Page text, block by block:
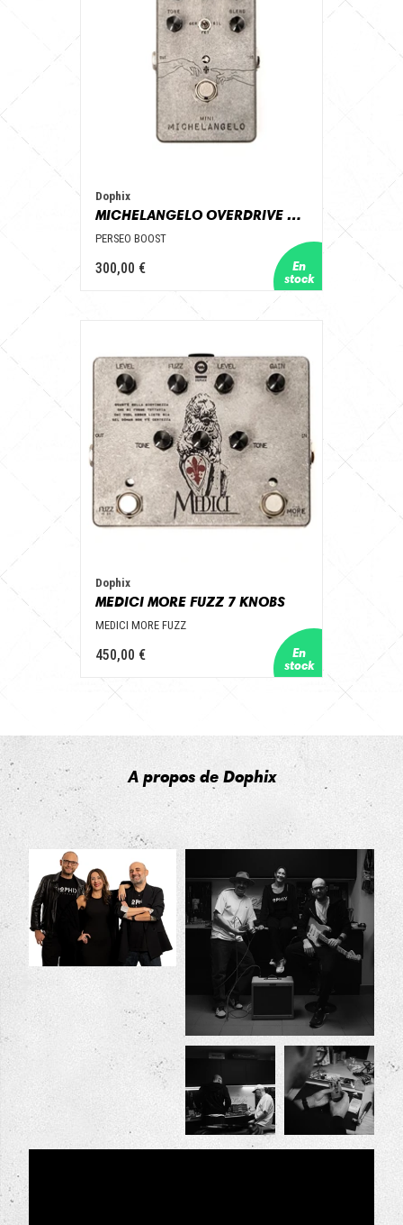
Dophix
MICHELANGELO OVERDRIVE MINI
PERSEO BOOST
300,00 €
Dophix
MEDICI MORE FUZZ 7 KNOBS
MEDICI MORE FUZZ
450,00 €
A propos de Dophix